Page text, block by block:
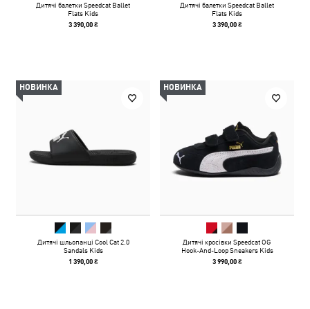
Дитячі балетки Speedcat Ballet
Flats Kids
3 390,00 ₴
Дитячі балетки Speedcat Ballet
Flats Kids
3 390,00 ₴
НОВИНКА
Дитячі шльопанці Cool Cat 2.0
Sandals Kids
1 390,00 ₴
НОВИНКА
Дитячі кросівки Speedcat OG
Hook-And-Loop Sneakers Kids
3 990,00 ₴